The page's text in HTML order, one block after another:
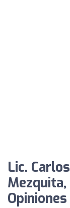
Lic.
Opiniones